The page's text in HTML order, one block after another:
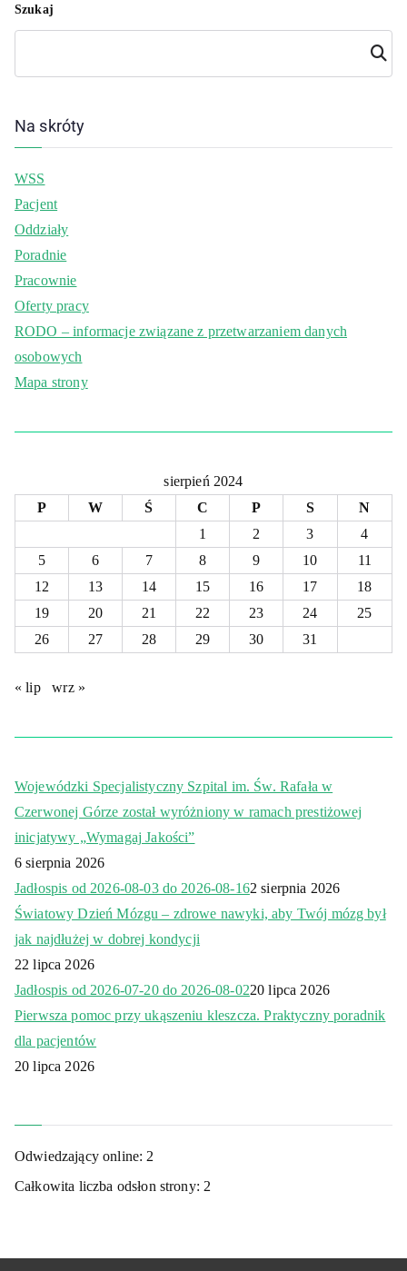
Szukaj
Szuka
j
Na skróty
WSS
Pacjent
Oddziały
Poradnie
Pracownie
Oferty pracy
RODO – informacje związane z przetwarzaniem danych
osobowych
Mapa strony
sierpień 2024
P
W Ś C P S
N
1
2 3
4
5
6 7 8 9 10
11
12
13 14 15 16 17
18
19
20 21 22 23 24
25
26
27 28 29 30 31
« lip wrz »
Wojewódzki Specjalistyczny Szpital im. Św. Rafała w
Czerwonej Górze został wyróżniony w ramach prestiżowej
inicjatywy „Wymagaj Jakości”
6 sierpnia 2026
Jadłospis od 2026-08-03 do 2026-08-162 sierpnia 2026
Światowy Dzień Mózgu – zdrowe nawyki, aby Twój mózg był
jak najdłużej w dobrej kondycji
22 lipca 2026
Jadłospis od 2026-07-20 do 2026-08-0220 lipca 2026
Pierwsza pomoc przy ukąszeniu kleszcza. Praktyczny poradnik
dla pacjentów
20 lipca 2026
Odwiedzający online: 2
Całkowita liczba odsłon strony: 2